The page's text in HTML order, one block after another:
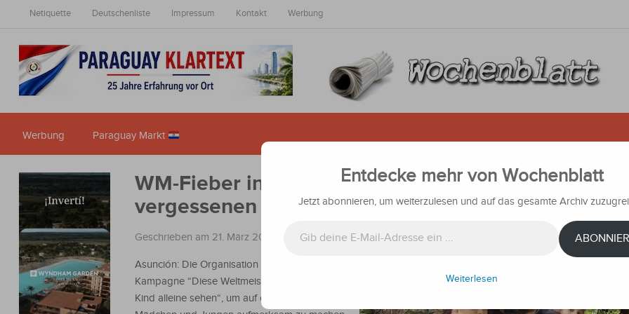
Netiquette Deutschenliste Impressum Kontakt Werbung
Werbung Paraguay Markt
WM-Fieber in Paraguay: SOS-Kinderdorf erinnert an
vergessenen Kinder
Geschrieben am 21. März 2026 Nachrichten
Asunción: Die Organisation startet die
Kampagne “Diese Weltmeisterschaft sollte kein
Kind alleine sehen“, um auf die Situation von
Entdecke mehr von Wochenblatt
Jetzt abonnieren, um weiterzulesen und auf das gesamte Archiv
Weiterlesen